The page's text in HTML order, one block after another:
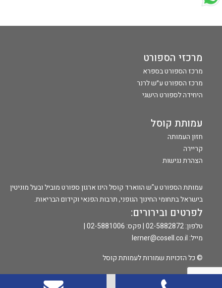
מרכזי הספורט
מרכז הספורט בספרא
מרכז הספורט ע״ש לרנר
היחידה לספורט הישגי
עמותת קוסל
חזון העמותה
קריירה
הצהרת נגישות
עמותת הספורט ע"ש הווארד קוסל הינו ארגון ספורט מוביל ובעל מוניטין
בישראל בתחומי החינוך הגופני, תרבות הפנאי וקידום הבריאות.
לפרטים ובירורים:
טלפון:02-5882872| פקס: 02-5881006 |
מייל: lerner@cosell.co.il
© כל הזכויות שמורות לעמותת קוסל